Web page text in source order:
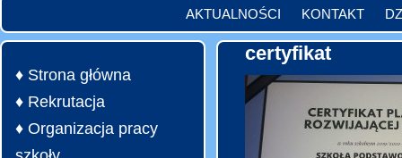
AKTUALNOŚCI KONTAKT
♦ Strona główna
♦ Rekrutacja
♦ Organizacja pracy
certyfikat